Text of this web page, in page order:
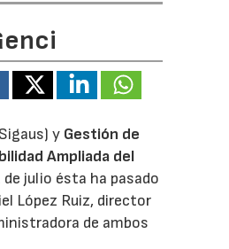
y Gestión de
Ampliada del
julio ésta ha pasado
López Ruiz, director
de ambos